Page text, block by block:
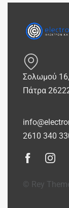
Σολωμού 16,
Πάτρα
2610 340
© Rey